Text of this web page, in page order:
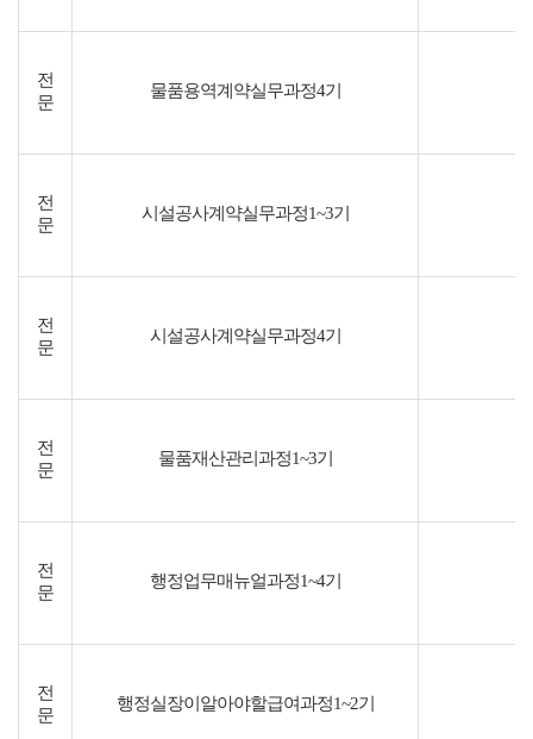
전
문
물품용역계약실무과정4기
전
문
시설공사계약실무과정1~3기
전
문
시설공사계약실무과정4기
전
문
물품재산관리과정1~3기
전
문
행정업무매뉴얼과정1~4기
전
문
행정실장이알아야할급여과정1~2기